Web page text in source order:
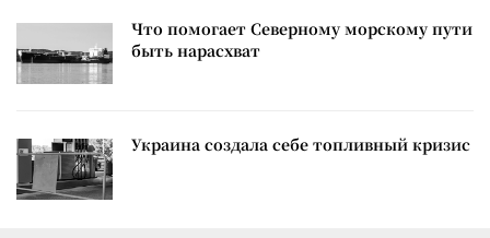
Что помогает Северному морскому пути
быть нарасхват
Украина создала себе топливный кризис